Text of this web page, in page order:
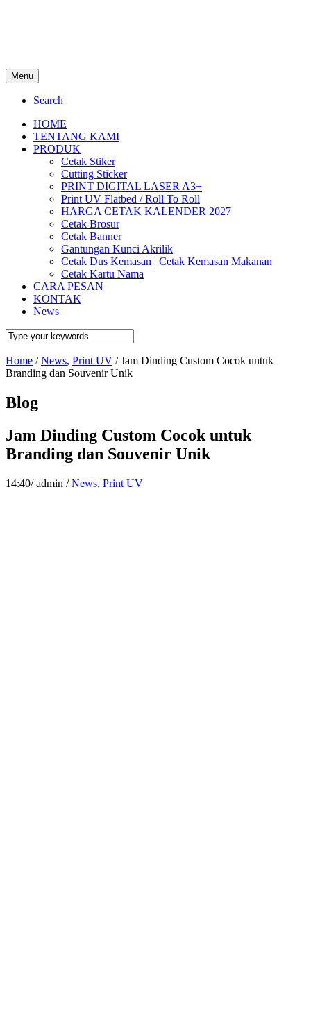
Menu
Search
HOME
TENTANG KAMI
PRODUK
Cetak Stiker
Cutting Sticker
PRINT DIGITAL LASER A3+
Print UV Flatbed / Roll To Roll
HARGA CETAK KALENDER 2027
Cetak Brosur
Cetak Banner
Gantungan Kunci Akrilik
Cetak Dus Kemasan | Cetak Kemasan Makanan
Cetak Kartu Nama
CARA PESAN
KONTAK
News
Home / News, Print UV / Jam Dinding Custom Cocok untuk
Branding dan Souvenir Unik
Blog
Jam Dinding Custom Cocok untuk
Branding dan Souvenir Unik
14:40/ admin / News, Print UV